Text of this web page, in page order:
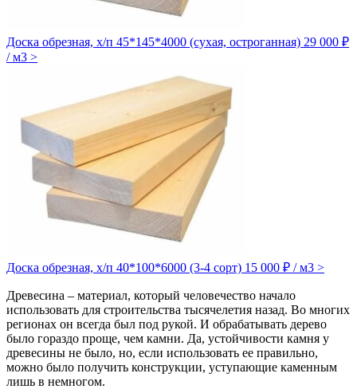
Доска обрезная, х/п 45*145*4000 (сухая, остроганная) 29 000 ₽
/ м3 >
Доска обрезная, х/п 40*100*6000 (3-4 сорт) 15 000 ₽ / м3 >
Древесина – материал, который человечество начало
использовать для строительства тысячелетия назад. Во многих
регионах он всегда был под рукой. И обрабатывать дерево
было гораздо проще, чем камни. Да, устойчивости камня у
древесины не было, но, если использовать ее правильно,
можно было получить конструкции, уступающие каменным
лишь в немногом.